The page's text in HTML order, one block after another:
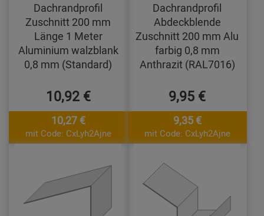
Dachrandprofil
Zuschnitt 200 mm
Länge 1 Meter
Aluminium walzblank
0,8 mm (Standard)
10,92 €
10,27 €
mit Code: CxLyh2Ajne
Dachrandprofil
Abdeckblende
Zuschnitt 200 mm Alu
farbig 0,8 mm
Anthrazit (RAL7016)
9,95 €
9,35 €
mit Code: CxLyh2Ajne